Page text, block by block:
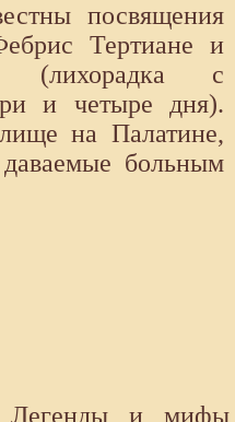
посвящения
Тертиане и
(лихорадка с
и четыре дня).
на Палатине,
больным
Легенды и мифы